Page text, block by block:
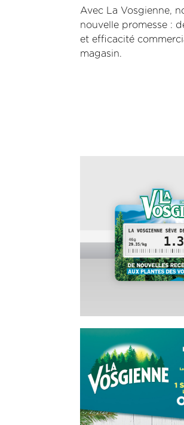
Avec La Vosgienne,
nouvelle promesse :
et efficacité
magasin.